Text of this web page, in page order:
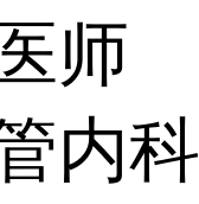
师
内科